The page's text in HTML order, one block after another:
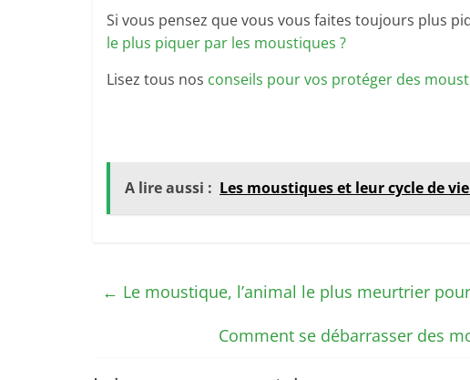
Si vous pensez que vous vous faites toujours plus
le plus piquer par les moustiques ?
Lisez tous nos conseils pour vos protéger des
A lire aussi : Les moustiques et leur cycle de
← Le moustique, l’animal le plus meurtrier
Comment se débarrasser des